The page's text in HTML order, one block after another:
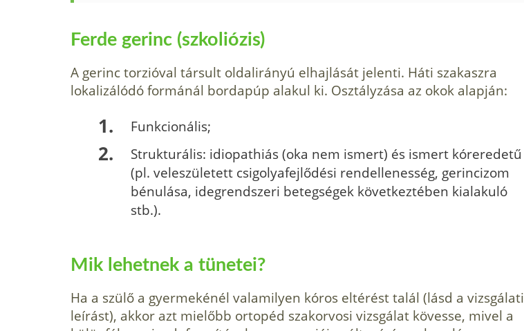
Ferde gerinc (szkoliózis)
A gerinc torzióval társult oldalirányú elhajlását jelenti. Háti szakaszra
lokalizálódó formánál bordapúp alakul ki. Osztályzása az okok alapján:
Funkcionális;
Strukturális: idiopathiás (oka nem ismert) és ismert kóreredetű
(pl. veleszületett csigolyafejlődési rendellenesség, gerincizom
bénulása, idegrendszeri betegségek következtében kialakuló
stb.).
Mik lehetnek a tünetei?
Ha a szülő a gyermekénél valamilyen kóros eltérést talál (lásd a vizsgálati
le­írást), akkor azt mielőbb ortopéd szakorvosi vizsgálat kövesse, mivel a